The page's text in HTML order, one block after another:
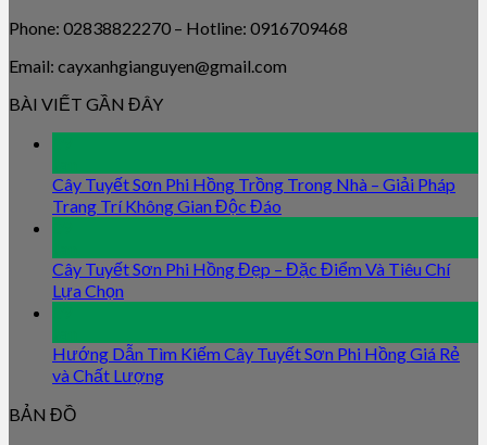
Phone: 02838822270 – Hotline: 0916709468
Email: cayxanhgianguyen@gmail.com
BÀI VIẾT GẦN ĐÂY
Cây Tuyết Sơn Phi Hồng Trồng Trong Nhà – Giải Pháp
Trang Trí Không Gian Độc Đáo
Cây Tuyết Sơn Phi Hồng Đẹp – Đặc Điểm Và Tiêu Chí
Lựa Chọn
Hướng Dẫn Tìm Kiếm Cây Tuyết Sơn Phi Hồng Giá Rẻ
và Chất Lượng
BẢN ĐỒ